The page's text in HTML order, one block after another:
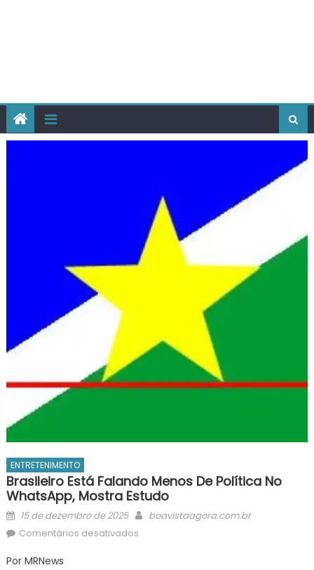
ENTRETENIMENTO
Brasileiro Está Falando Menos De Política No
WhatsApp, Mostra Estudo
Posted
on
15 de dezembro de 2025 Author
boavistaagora.com.br
Comentários desativadosem
Por MRNews